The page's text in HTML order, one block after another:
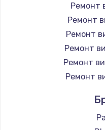
Замена
Ремонт
Ремонт
Ремонт
Ремонт
Ремонт
Ремонт
Ремонт